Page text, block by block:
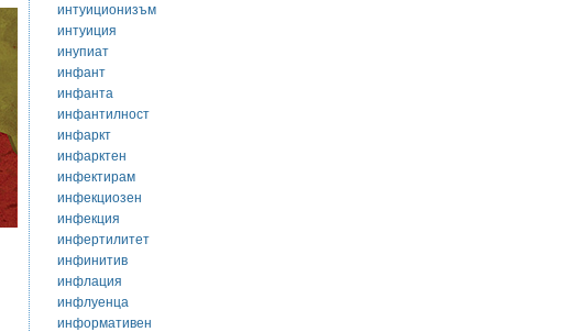
интуиционизъм
интуиция
инупиат
инфант
инфанта
инфантилност
инфаркт
инфарктен
инфектирам
инфекциозен
инфекция
инфертилитет
инфинитив
инфлация
инфлуенца
информативен